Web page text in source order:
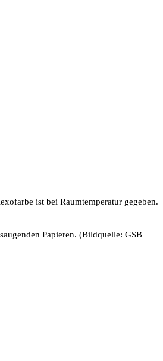
ist bei Raumtemperatur gegeben.
Papieren. (Bildquelle: GSB